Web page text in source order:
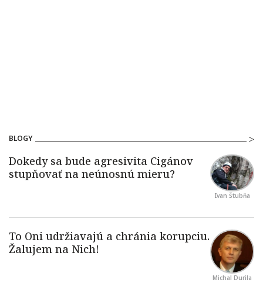
BLOGY
Ivan Štubňa
Michal Durila